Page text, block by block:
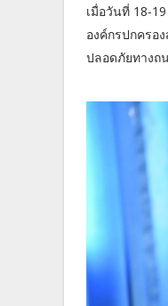
เมื่อวันที่ 18-
องค์กรปกครอ
ปลอดภัยทางถ